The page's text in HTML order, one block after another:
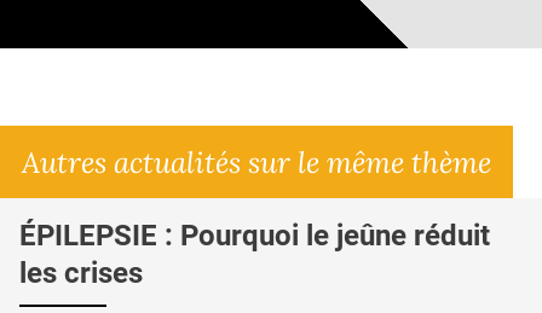
Autres actualités sur le même thème
ÉPILEPSIE : Pourquoi le jeûne réduit
les crises